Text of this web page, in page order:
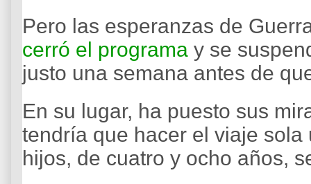
Pero las esperanzas de
cerró el programa y se
justo una semana antes de
En su lugar, ha puesto sus
tendría que hacer el viaje
hijos, de cuatro y ocho años,